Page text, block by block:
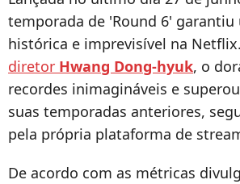
temporada de 'Round 6' garantiu
histórica e imprevisível na Netflix.
diretor Hwang Dong-hyuk, o
recordes inimagináveis e
suas temporadas anteriores,
pela própria plataforma de
De acordo com as métricas